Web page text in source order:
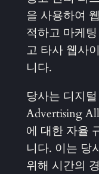
을 사용하여
적하고 마케
고 타사 웹사
니다.
당사는 디지
Advertising
에 대한 자율
니다. 이는 당
위해 시간의